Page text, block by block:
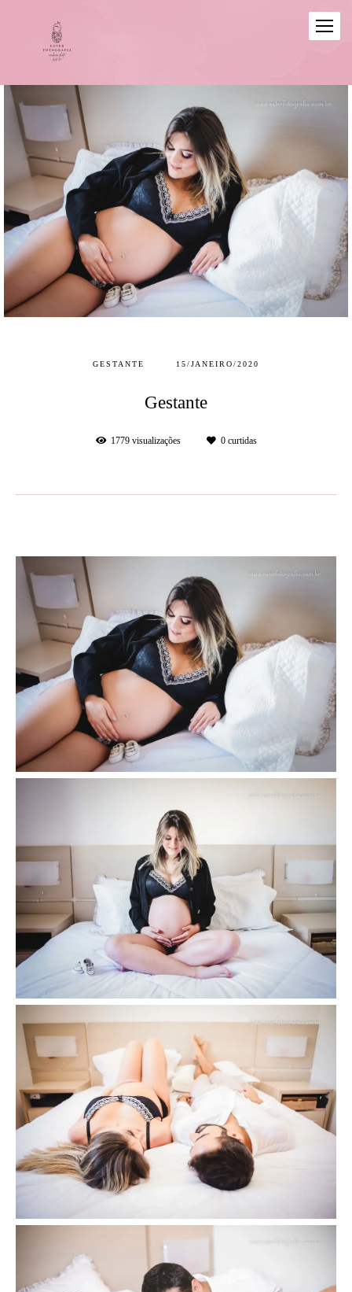
GESTANTE 15/JANEIRO/2020
Gestante
1779visualizações 0curtidas